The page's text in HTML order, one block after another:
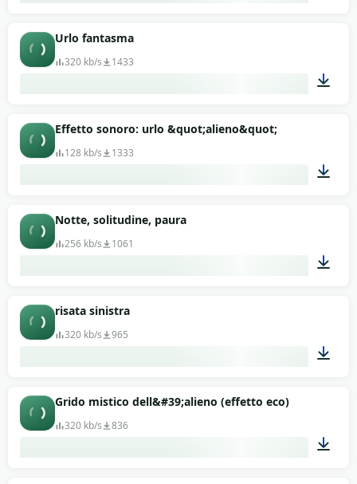
Urlo fantasma
320 kb/s 1433
Effetto sonoro: urlo &quot;alieno&quot;
128 kb/s 1333
Notte, solitudine, paura
256 kb/s 1061
risata sinistra
320 kb/s 965
Grido mistico dell&#39;alieno (effetto eco)
320 kb/s 836